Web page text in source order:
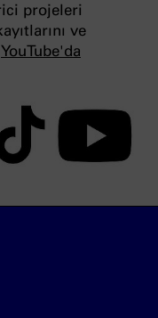
projeleri
ve
YouTube'da